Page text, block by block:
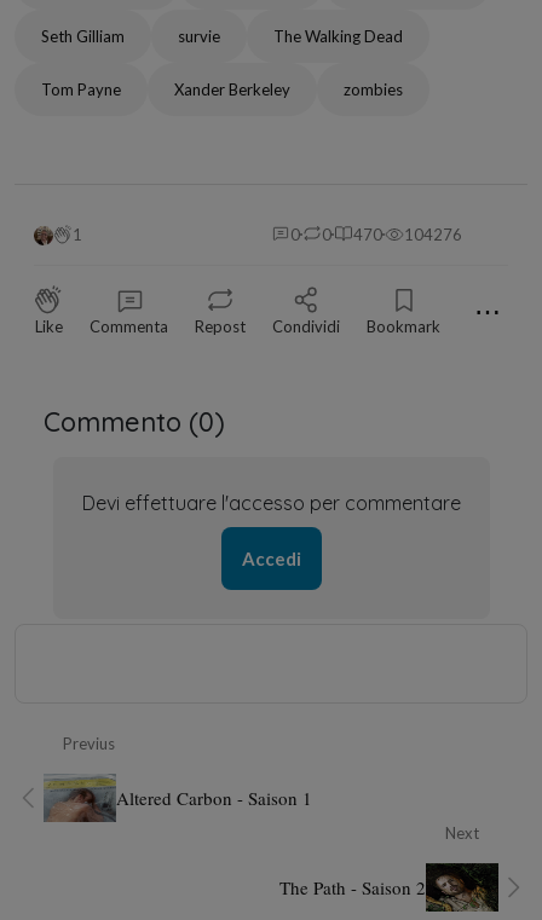
Seth Gilliam survie The Walking Dead
Tom Payne Xander Berkeley zombies
1 0 0 470 104276
Like Commenta Repost Condividi Bookmark ⋯
Commento (0)
Devi effettuare l'accesso per commentare
Accedi
Previus
Altered Carbon - Saison 1
Next
The Path - Saison 2